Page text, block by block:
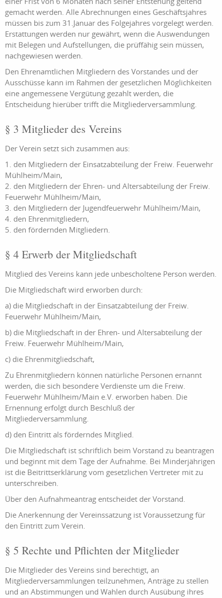
gemacht werden. Alle Abrechnungen eines Geschäftsjahres
müssen bis zum 31.Januar des Folgejahres vorgelegt werden.
Erstattungen werden nur gewährt, wenn die Auswendungen
mit Belegen und Aufstellungen, die prüffähig sein müssen,
nachgewiesen werden.
Den Ehrenamtlichen Mitgliedern des Vorstandes und der
Ausschüsse kann im Rahmen der gesetzlichen Möglichkeiten
eine angemessene Vergütung gezahlt werden, die
Entscheidung hierüber trifft die Mitgliederversammlung.
§ 3 Mitglieder des Vereins
Der Verein setzt sich zusammen aus:
1. den Mitgliedern der Einsatzabteilung der Freiw. Feuerwehr
Mühlheim/Main,
2. den Mitgliedern der Ehren- und Altersabteilung der Freiw.
Feuerwehr Mühlheim/Main,
3. den Mitgliedern der Jugendfeuerwehr Mühlheim/Main,
4. den Ehrenmitgliedern,
5. den fördernden Mitgliedern.
§ 4 Erwerb der Mitgliedschaft
Mitglied des Vereins kann jede unbescholtene Person werden.
Die Mitgliedschaft wird erworben durch:
a) die Mitgliedschaft in der Einsatzabteilung der Freiw.
Feuerwehr Mühlheim/Main,
b) die Mitgliedschaft in der Ehren- und Altersabteilung der
Freiw. Feuerwehr Mühlheim/Main,
c) die Ehrenmitgliedschaft,
Zu Ehrenmitgliedern können natürliche Personen ernannt
werden, die sich besondere Verdienste um die Freiw.
Feuerwehr Mühlheim/Main e.V. erworben haben. Die
Ernennung erfolgt durch Beschluß der
Mitgliederversammlung.
d) den Eintritt als förderndes Mitglied.
Die Mitgliedschaft ist schriftlich beim Vorstand zu beantragen
und beginnt mit dem Tage der Aufnahme. Bei Minderjährigen
ist die Beitrittserklärung vom gesetzlichen Vertreter mit zu
unterschreiben.
Über den Aufnahmeantrag entscheidet der Vorstand.
Die Anerkennung der Vereinssatzung ist Voraussetzung für
den Eintritt zum Verein.
§ 5 Rechte und Pflichten der Mitglieder
Die Mitglieder des Vereins sind berechtigt, an
Mitgliederversammlungen teilzunehmen, Anträge zu stellen
und an Abstimmungen und Wahlen durch Ausübung ihres